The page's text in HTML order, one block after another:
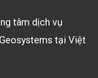
tâm dịch vụ
tại Việt